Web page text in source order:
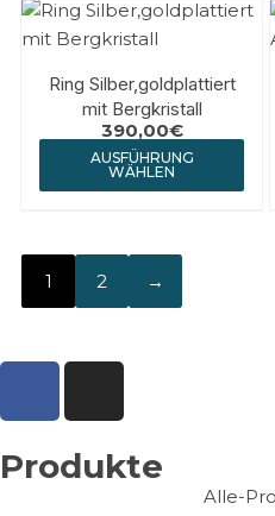
Ring Silber,goldplattiert
mit Bergkristall
390,00€
AUSFÜHRUNG
WÄHLEN
1 2 →
Produkte
Alle-